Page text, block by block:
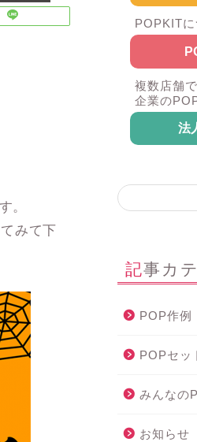
。
みて下
POPKITに
複数店舗
企業の
法
記事カ
POP作例
POPセッ
みんなの
お知らせ